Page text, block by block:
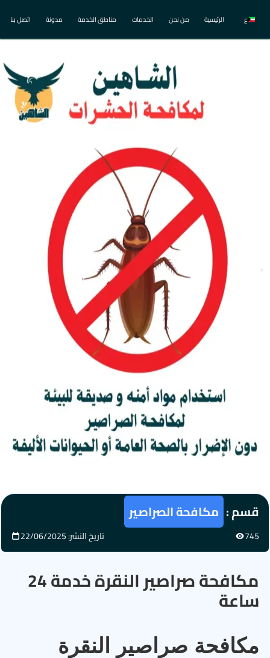
ع الرئيسية من نحن الخدمات مناطق الخدمة مدونة اتصل بنا
قسم : مكافحة الصراصير
745 تاريخ النشر: 22/06/2025
مكافحة صراصير النقرة خدمة 24
ساعة
مكافحة صراصير النقرة